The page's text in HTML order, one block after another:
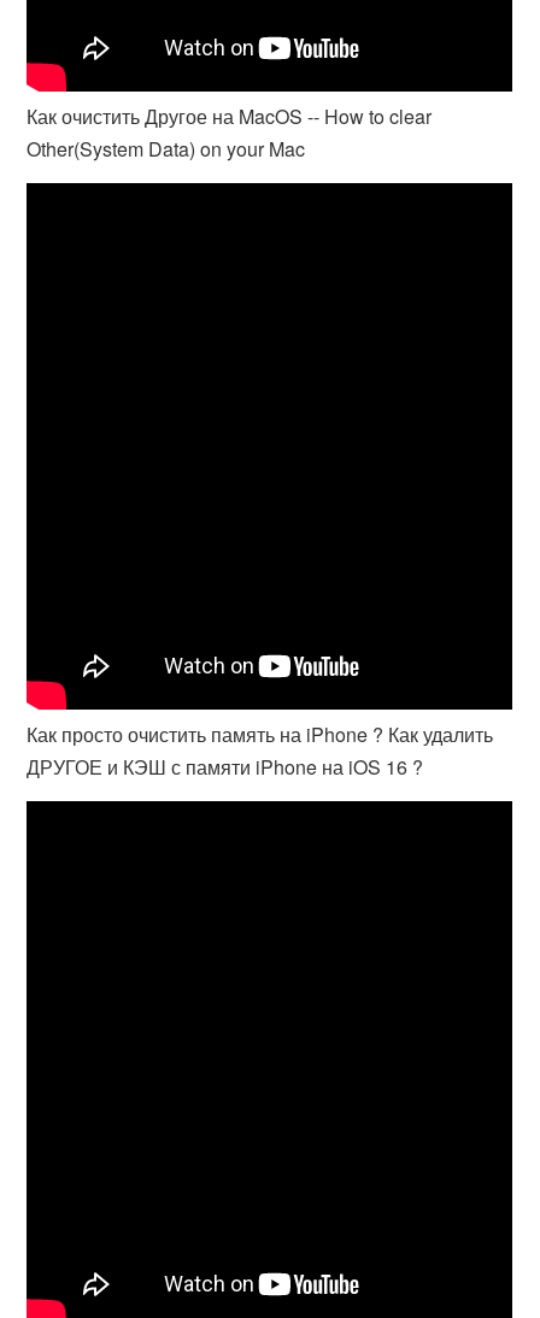
Как очистить Другое на MacOS -- How to clear
Other(System Data) on your Mac
Как просто очистить память на iPhone ? Как удалить
ДРУГОЕ и КЭШ с памяти iPhone на iOS 16 ?